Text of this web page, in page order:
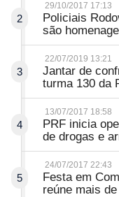
2
29/10/2017 17:13
Policiais
são
3
22/07/2019 13:21
Jantar de
turma 130 da
4
13/07/2017 18:58
PRF inicia
de drogas e
5
24/07/2017 22:43
Festa em
reúne mais